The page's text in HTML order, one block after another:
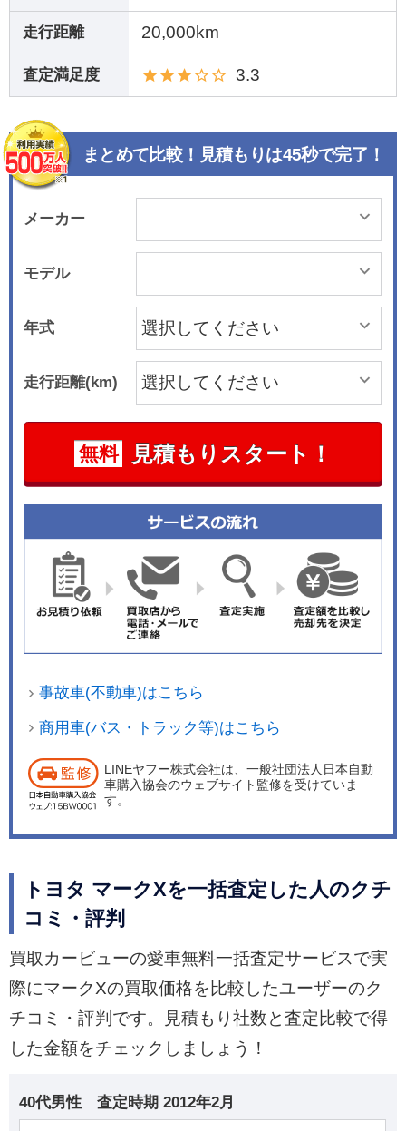
走行距離 20,000km
査定満足度 3.3
まとめて比較！見積もりは45秒で完了！
メーカー
モデル
年式
走行距離(km)
無料 見積もりスタート！
事故車(不動車)はこちら
商用車(バス・トラック等)はこちら
LINEヤフー株式会社は、一般社団法人日本自動
車購入協会のウェブサイト監修を受けていま
す。
トヨタ マークXを一括査定した人のクチ
コミ・評判
買取カービューの愛車無料一括査定サービスで実
際にマークXの買取価格を比較したユーザーのク
チコミ・評判です。見積もり社数と査定比較で得
した金額をチェックしましょう！
40代男性 査定時期 2012年2月